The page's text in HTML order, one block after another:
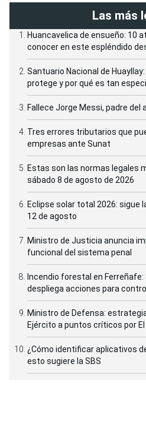
Las más
Huancavelica de ensueño: 10
conocer en este espléndido
Santuario Nacional de
protege y por qué es tan
Fallece Jorge Messi, padre del
Tres errores tributarios que
empresas ante Sunat
Estas son las normas legales
sábado 8 de agosto de 2026
Eclipse solar total 2026: sigue
12 de agosto
Ministro de Justicia anuncia
funcional del sistema penal
Incendio forestal en
despliega acciones para
Ministro de Defensa:
Ejército a puntos críticos por El
¿Cómo identificar aplicativos
esto sugiere la SBS